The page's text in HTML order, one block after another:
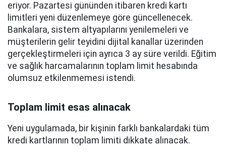
eriyor. Pazartesi gününden itibaren kredi kartı
limitleri yeni düzenlemeye göre güncellenecek.
Bankalara, sistem altyapılarını yenilemeleri ve
müşterilerin gelir teyidini dijital kanallar üzerinden
gerçekleştirmeleri için ayrıca 3 ay süre verildi. Eğitim
ve sağlık harcamalarının toplam limit hesabında
olumsuz etkilenmemesi istendi.
Toplam limit esas alınacak
Yeni uygulamada, bir kişinin farklı bankalardaki tüm
kredi kartlarının toplam limiti dikkate alınacak.